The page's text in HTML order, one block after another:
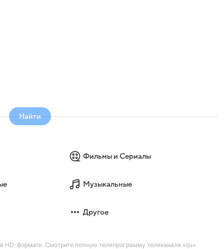
Найти
Фильмы и Сериалы
Музыкальные
Другое
формате. Смотрите полную телепрограмму телеканала viju+